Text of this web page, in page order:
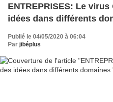
ENTREPRISES: Le
idées dans différents
Publié le 04/05/2020 à 06:04
Par jibéplus